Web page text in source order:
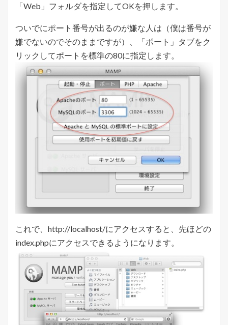
「Web」フォルダを指定してOKを押します。
ついでにポート番号が出るのが嫌な人は（僕は番号が
嫌でないのでそのままですが）、「ポート」タブをク
リックしてポートを標準の80に指定します。
これで、http://localhost/にアクセスすると、先ほどの
index.phpにアクセスできるようになります。